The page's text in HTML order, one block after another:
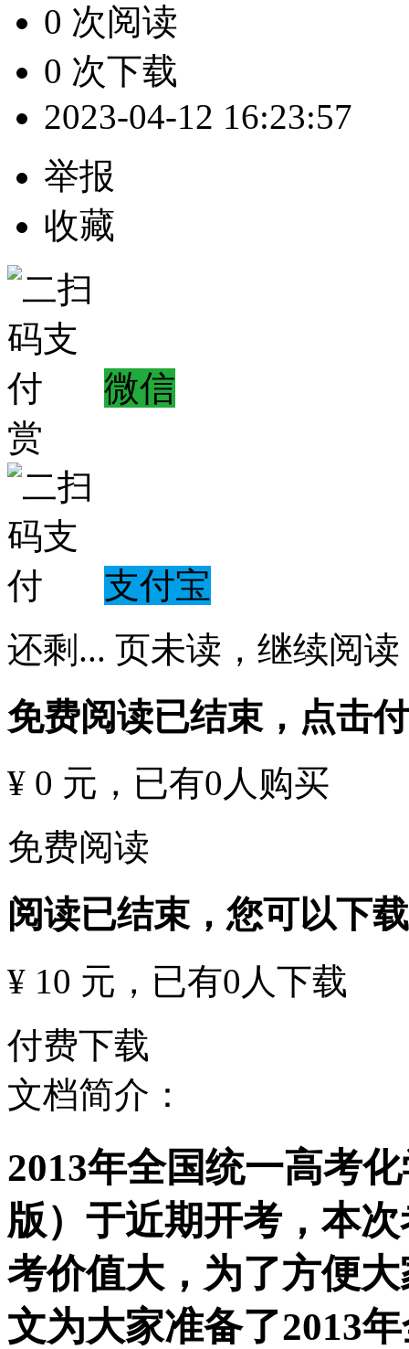
0 次阅读
0 次下载
2023-04-12 16:23:57
举报
收藏
微信
赏
支付宝
还剩 ... 页未读， 继续阅读
免费阅读已结束，点击
¥ 0 元 ，已有0 人购买
免费阅读
阅读已结束，您可以下
¥ 10 元 ，已有0 人下载
付费下载
文档简介：
2013年全国统一高考
版）于近期开考，本
考价值大，为了方便
文为大家准备了2013